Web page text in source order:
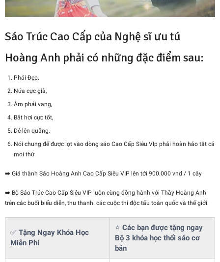
Sáo Trúc Cao Cấp của Nghệ sĩ ưu tú
Hoàng Anh phải có những đặc điểm sau:
Phải Đẹp.
Nứa cực già,
Âm phải vang,
Bắt hơi cực tốt,
Dễ lên quãng,
Nói chung để được lọt vào dòng sáo Cao Cấp Siêu VIp phải hoàn hảo tât cả
mọi thứ.
➡️ Giá thành Sáo Hoàng Anh Cao Cấp Siêu VIP lên tới 900.000 vnd / 1 cây
➡️ Bộ Sáo Trúc Cao Cấp Siêu VIP luôn cùng đồng hành với Thầy Hoàng Anh
trên các buổi biểu diễn, thu thanh. các cuộc thi độc tấu toàn quốc và thế giới.
✅ Tặng Ngay Khóa Học
Miễn Phí
⭐ Các bạn được tặng ngay
Bộ 3 khóa học thổi sáo cơ
bản